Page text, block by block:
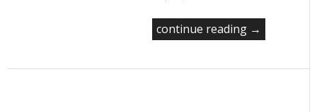
continue reading →